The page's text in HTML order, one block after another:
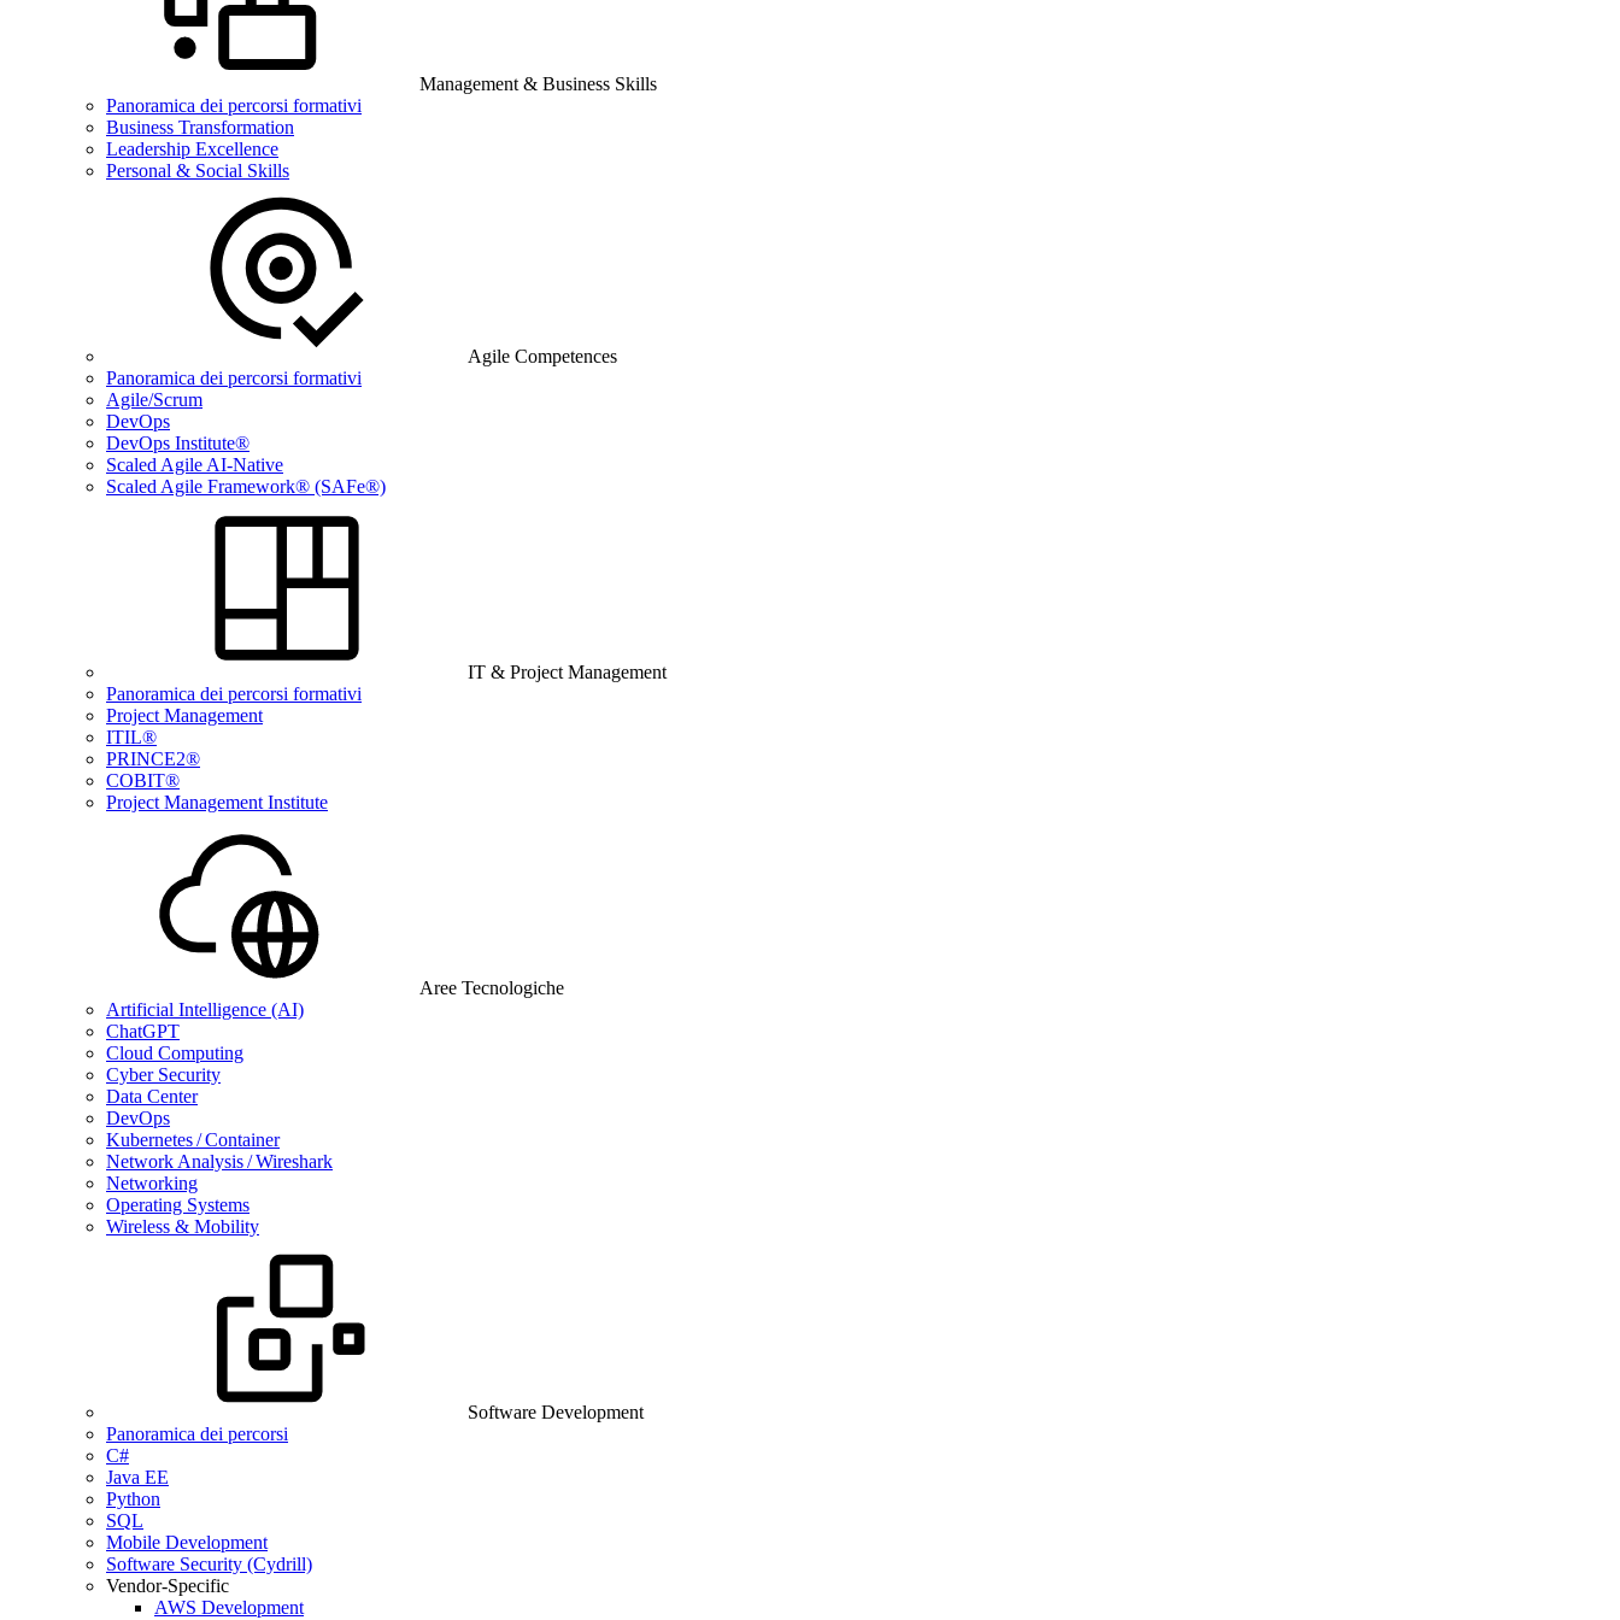
Management & Business Skills
Panoramica dei percorsi formativi
Business Transformation
Leadership Excellence
Personal & Social Skills
Agile Competences
Panoramica dei percorsi formativi
Agile/Scrum
DevOps
DevOps Institute®
Scaled Agile AI-Native
Scaled Agile Framework® (SAFe®)
IT & Project Management
Panoramica dei percorsi formativi
Project Management
ITIL®
PRINCE2®
COBIT®
Project Management Institute
Aree Tecnologiche
Artificial Intelligence (AI)
ChatGPT
Cloud Computing
Cyber Security
Data Center
DevOps
Kubernetes / Container
Network Analysis / Wireshark
Networking
Operating Systems
Wireless & Mobility
Software Development
Panoramica dei percorsi
C#
Java EE
Python
SQL
Mobile Development
Software Security (Cydrill)
Vendor-Specific
AWS Development